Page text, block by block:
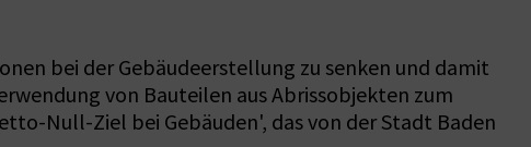
bei der Gebäudeerstellung zu senken und damit
von Bauteilen aus Abrissobjekten zum
Null-Ziel bei Gebäuden', das von der Stadt Baden